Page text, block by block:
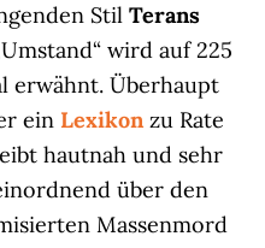
StilTerans
wird auf 225
erwähnt. Überhaupt
ein Lexikonzu Rate
hautnah und sehr
über den
Massenmord